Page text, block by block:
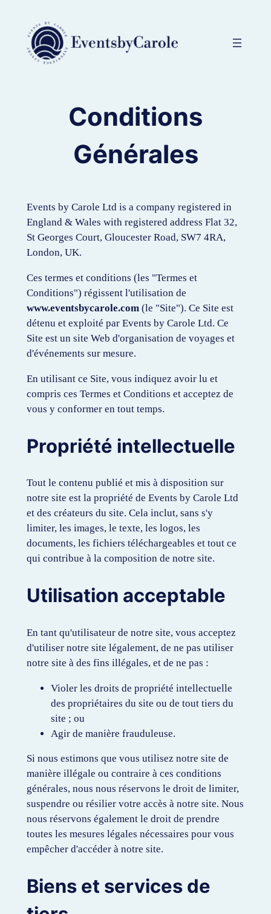
contenu
Conditions
Générales
Events by Carole Ltd is a company registered in
England & Wales with registered address Flat 32,
St Georges Court, Gloucester Road, SW7 4RA,
London, UK.
Ces termes et conditions (les "Termes et
Conditions") régissent l'utilisation de
www.eventsbycarole.com (le "Site"). Ce Site est
détenu et exploité par Events by Carole Ltd. Ce
Site est un site Web d'organisation de voyages et
d'événements sur mesure.
En utilisant ce Site, vous indiquez avoir lu et
compris ces Termes et Conditions et acceptez de
vous y conformer en tout temps.
Propriété intellectuelle
Tout le contenu publié et mis à disposition sur
notre site est la propriété de Events by Carole Ltd
et des créateurs du site. Cela inclut, sans s'y
limiter, les images, le texte, les logos, les
documents, les fichiers téléchargeables et tout ce
qui contribue à la composition de notre site.
Utilisation acceptable
En tant qu'utilisateur de notre site, vous acceptez
d'utiliser notre site légalement, de ne pas utiliser
notre site à des fins illégales, et de ne pas :
Violer les droits de propriété intellectuelle
des propriétaires du site ou de tout tiers du
site ; ou
Agir de manière frauduleuse.
Si nous estimons que vous utilisez notre site de
manière illégale ou contraire à ces conditions
générales, nous nous réservons le droit de limiter,
suspendre ou résilier votre accès à notre site. Nous
nous réservons également le droit de prendre
toutes les mesures légales nécessaires pour vous
empêcher d'accéder à notre site.
Biens et services de